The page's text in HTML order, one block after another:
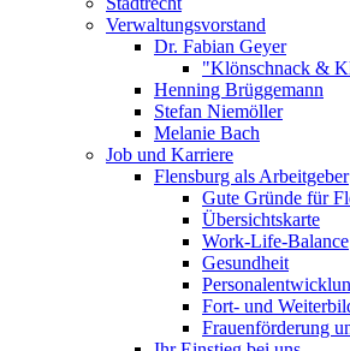
Verwaltungsvorstand
Dr. Fabian Geyer
"Klönschnack &
Henning Brüggemann
Stefan Niemöller
Melanie Bach
Job und Karriere
Flensburg als Arbeitgeber
Gute Gründe für
Übersichtskarte
Work-Life-Balance
Gesundheit
Fort- und
Frauenförderung